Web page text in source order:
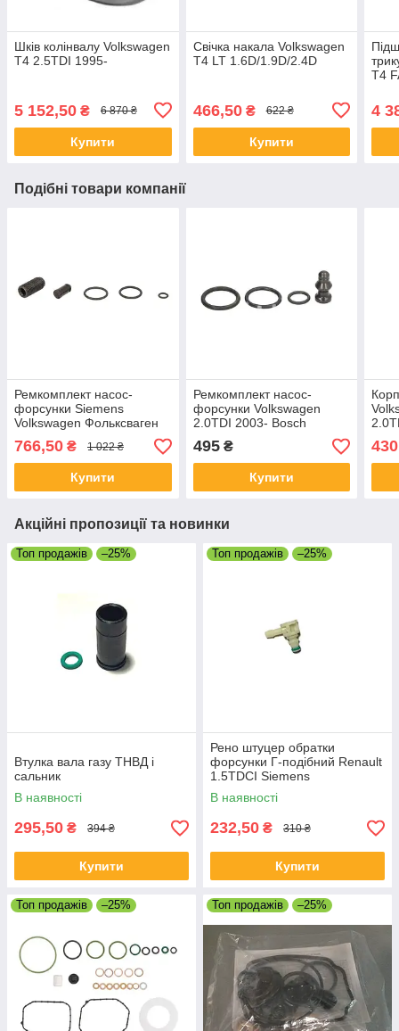
Шків колінвалу Volkswagen
T4 2.5TDI 1995-
5 152,50 ₴ 6 870 ₴
Купити
Свічка накала Volkswagen
T4 LT 1.6D/1.9D/2.4D
466,50₴ 622 ₴
Купити
T4
4
Подібні товари компанії
Ремкомплект насос-
форсунки Siemens
Volkswagen Фольксваген
766,50 ₴ 1 022 ₴
Купити
Ремкомплект насос-
форсунки Volkswagen
2.0TDI 2003- Bosch
495₴
Купити
Акційні пропозиції та новинки
Топ продажів –25%
Втулка вала газу ТНВД і
сальник
В наявності
295,50 ₴ 394 ₴
Купити
Топ продажів –25%
Рено штуцер обратки
форсунки Г-подібний Renault
1.5TDCI Siemens
В наявності
232,50 ₴ 310 ₴
Купити
Топ продажів –25% Топ продажів –25%